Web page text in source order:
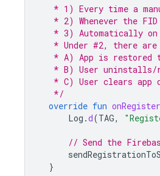
* 1) Every time a
* 2) Whenever the
* 3) Automatically
* Under #2, there
* A) App is restored
* B) User uninstalls/
* C) User clears app
   */
override fun
Log .d(TAG,
// Send the
}